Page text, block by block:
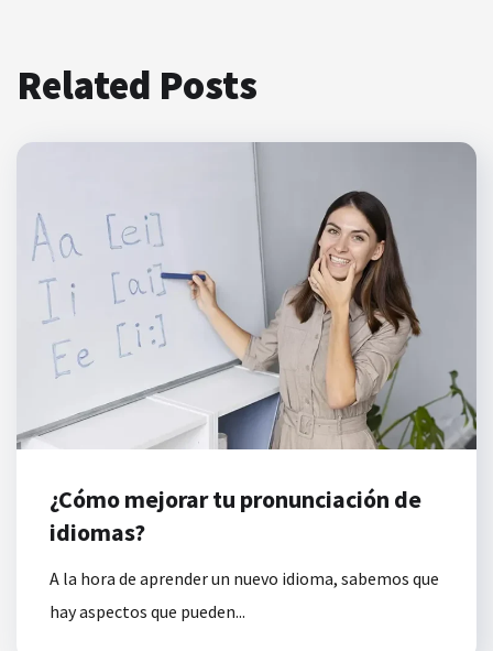
Related Posts
¿Cómo mejorar tu pronunciación de
idiomas?
A la hora de aprender un nuevo idioma, sabemos que
hay aspectos que pueden...